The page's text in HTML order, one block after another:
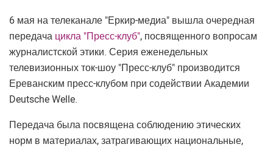
6 мая на телеканале "Еркир-медиа" вышла очередная
передача цикла "Пресс-клуб", посвященного вопросам
журналистской этики. Серия еженедельных
телевизионных ток-шоу "Пресс-клуб" производится
Ереванским пресс-клубом при содействии Академии
Deutsche Welle.
Передача была посвящена соблюдению этических
норм в материалах, затрагивающих национальные,